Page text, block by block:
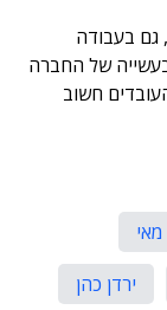
גם בעבודה
של החברה
חשוב
ירדן כהן